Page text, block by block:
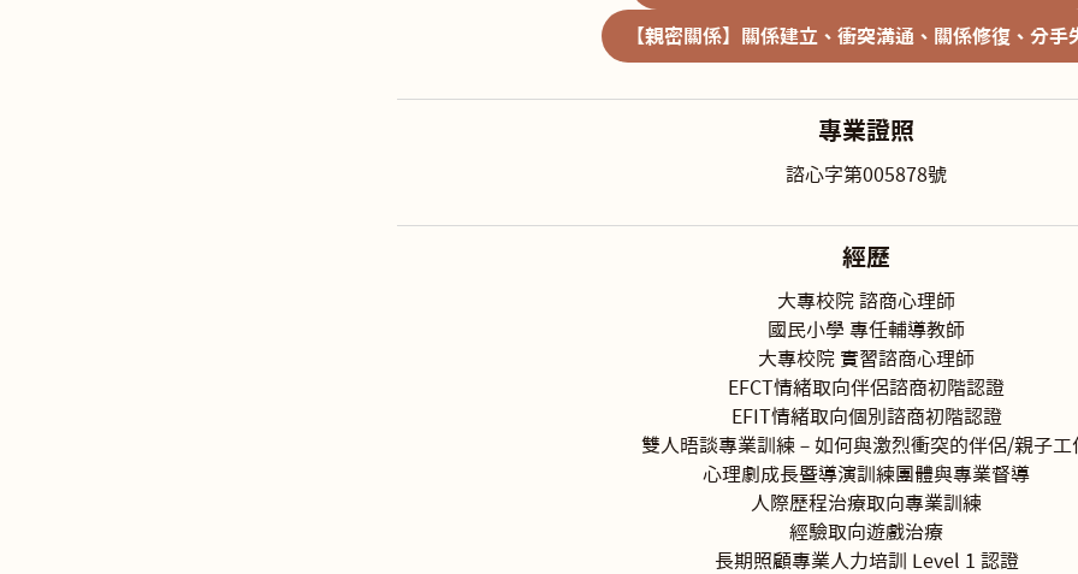
【親密關係】關係建立、衝突溝通、關係修復、分手
專業證照
諮心字第005878號
經歷
大專校院 諮商心理師
國民小學 專任輔導教師
大專校院 實習諮商心理師
EFCT情緒取向伴侶諮商初階認證
EFIT情緒取向個別諮商初階認證
雙人晤談專業訓練－如何與激烈衝突的伴侶/親子工
心理劇成長暨導演訓練團體與專業督導
人際歷程治療取向專業訓練
經驗取向遊戲治療
長期照顧專業人力培訓 Level 1 認證